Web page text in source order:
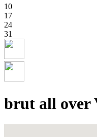
10
17
24
31
brut all over